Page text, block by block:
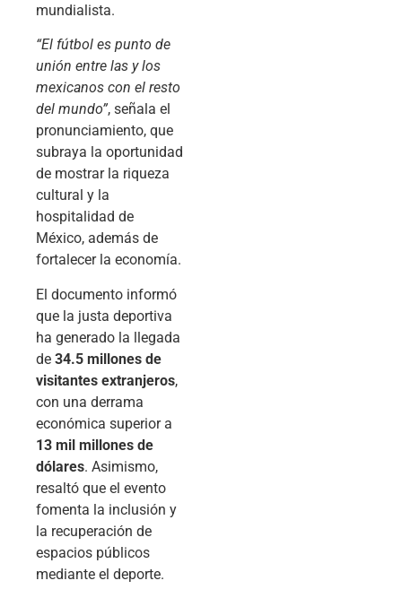
mundialista.
“El fútbol es punto de
unión entre las y los
mexicanos con el resto
del mundo”, señala el
pronunciamiento, que
subraya la oportunidad
de mostrar la riqueza
cultural y la
hospitalidad de
México, además de
fortalecer la economía.
El documento informó
que la justa deportiva
ha generado la llegada
de 34.5 millones de
visitantes extranjeros,
con una derrama
económica superior a
13 mil millones de
dólares. Asimismo,
resaltó que el evento
fomenta la inclusión y
la recuperación de
espacios públicos
mediante el deporte.